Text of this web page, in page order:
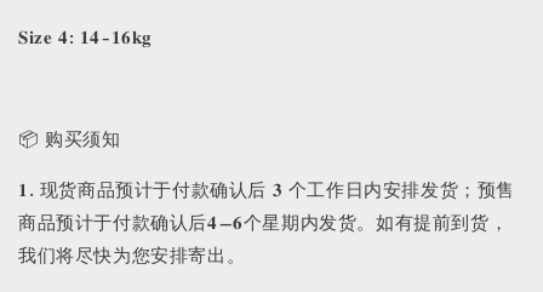
𝐒𝐢𝐳𝐞 𝟒: 𝟏𝟒-𝟏𝟔𝐤𝐠
📦 购买须知
𝟏. 现货商品预计于付款确认后 𝟑 个工作日内安排发货；预售
商品预计于付款确认后𝟒–𝟔个星期内发货。如有提前到货，
我们将尽快为您安排寄出。